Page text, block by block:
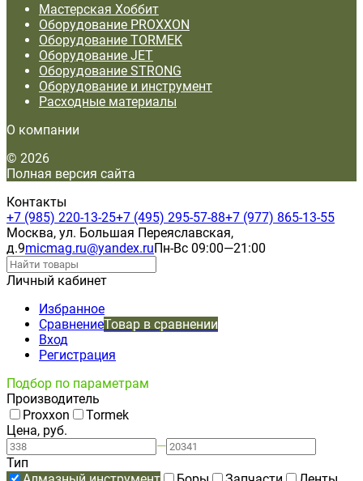
Мастерская Хоббит
Оборудование PROXXON
Оборудование TORMEK
Оборудование JET
Оборудование STRONG
Оборудование и инструмент
Расходные материалы
О компании
© 2026
Полная версия сайта
Контакты
+7 (985) 220-13-25+7 (495) 295-57-88+7 (977) 865-13-55
Москва, ул. Большая Переяславская,
д.9micmag.ru@yandex.ruПн-Вс 09:00—21:00
Личный кабинет
Избранное
СравнениеТовар в сравнении
Вход
Регистрация
Подбор по параметрам
Производитель
Proxxon
Tormek
Цена, руб.
—
Тип